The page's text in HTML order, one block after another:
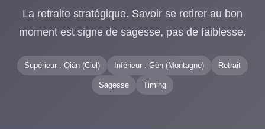
La retraite stratégique. Savoir se retirer au bon
moment est signe de sagesse, pas de faiblesse.
Supérieur : Qián (Ciel) Inférieur : Gèn (Montagne) Retrait
Sagesse Timing